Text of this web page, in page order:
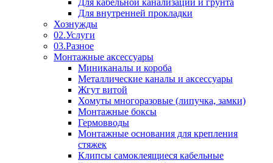
Для кабельной канализации и грунта
Для внутренней прокладки
Хознужды
02.Услуги
03.Разное
Монтажные аксессуары
Миниканалы и короба
Металлические каналы и аксессуары
Жгут витой
Хомуты многоразовые (липучка, замки)
Монтажные боксы
Гермовводы
Монтажные основания для крепления
стяжек
Клипсы самоклеящиеся кабельные